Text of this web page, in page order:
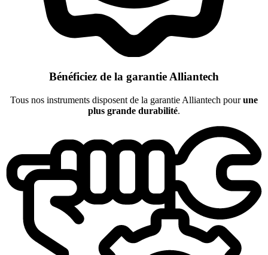
Bénéficiez de la garantie Alliantech
Tous nos instruments disposent de la garantie Alliantech pourune
plus grande durabilité.